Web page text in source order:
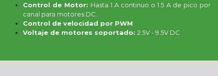
Control de Motor: Hasta 1 A continuo o 1.5 A de pico por
canal para motores DC.
Control de velocidad por PWM
Voltaje de motores soportado: 2.5V - 9.5V DC